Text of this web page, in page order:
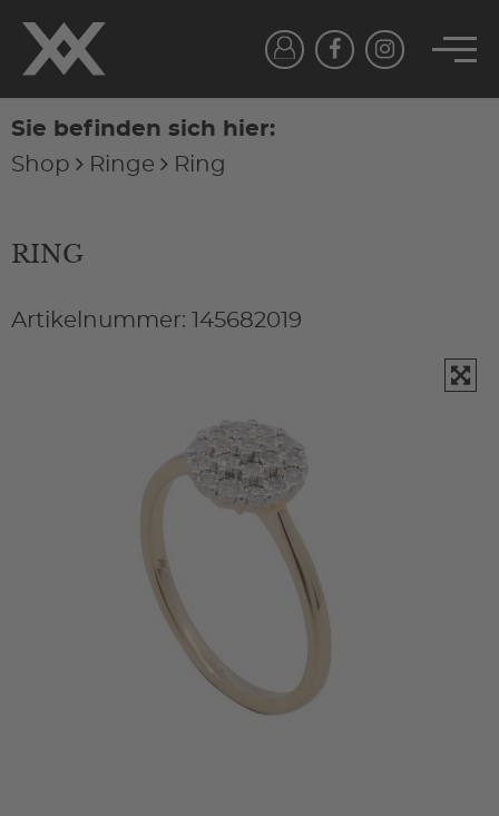
Sie befinden sich hier:
Shop
Ringe Ring
RING
Artikelnummer: 145682019